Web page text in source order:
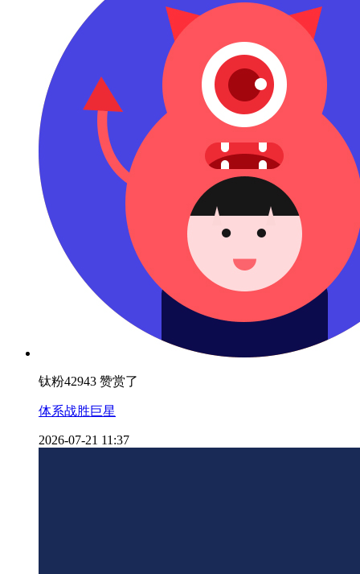
钛粉42943 赞赏了
体系战胜巨星
2026-07-21 11:37